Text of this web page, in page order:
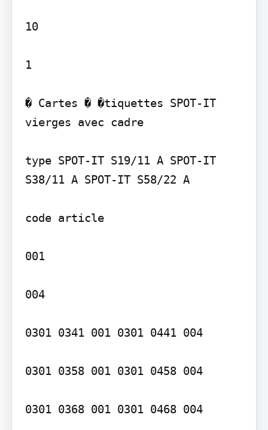
10
1
� Cartes � �tiquettes SPOT-IT
vierges avec cadre
type SPOT-IT S19/11 A SPOT-IT
S38/11 A SPOT-IT S58/22 A
code article
001
004
0301 0341 001 0301 0441 004
0301 0358 001 0301 0458 004
0301 0368 001 0301 0468 004